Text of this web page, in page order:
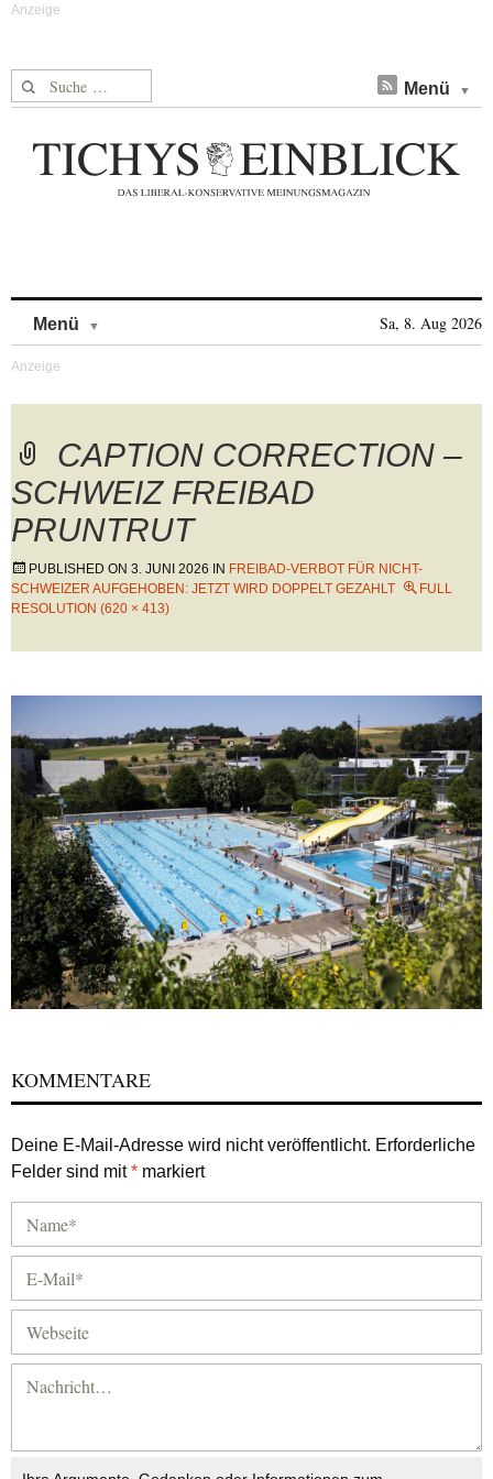
Suche nach: Menü
Menü Sa, 8. Aug 2026
CAPTION CORRECTION –
SCHWEIZ FREIBAD
PRUNTRUT
PUBLISHED ON 3. JUNI 2026 IN FREIBAD-VERBOT FÜR NICHT-
SCHWEIZER AUFGEHOBEN: JETZT WIRD DOPPELT GEZAHLT
FULL
RESOLUTION (620 × 413)
KOMMENTARE
Deine E-Mail-Adresse wird nicht veröffentlicht. Erforderliche
Felder sind mit* markiert